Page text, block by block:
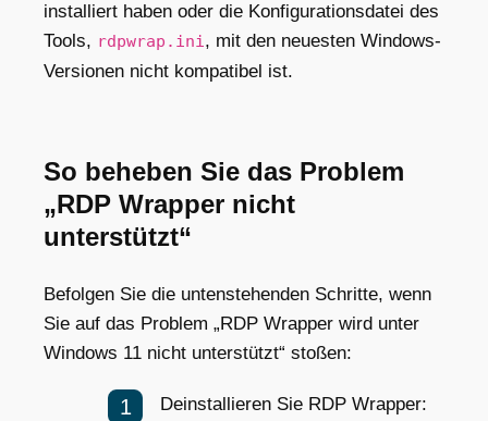
installiert haben oder die Konfigurationsdatei des
Tools, rdpwrap.ini, mit den neuesten Windows-
Versionen nicht kompatibel ist.
So beheben Sie das Problem
„RDP Wrapper nicht
unterstützt“
Befolgen Sie die untenstehenden Schritte, wenn
Sie auf das Problem „RDP Wrapper wird unter
Windows 11 nicht unterstützt“ stoßen:
Deinstallieren Sie RDP Wrapper: